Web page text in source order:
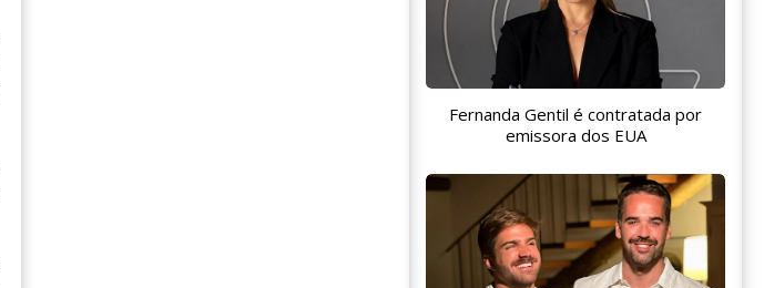
Fernanda Gentil é contratada por
emissora dos EUA